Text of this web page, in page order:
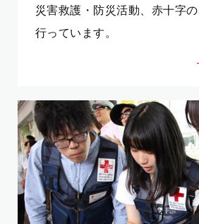
災害救護・防災活動、赤十字
行っています。